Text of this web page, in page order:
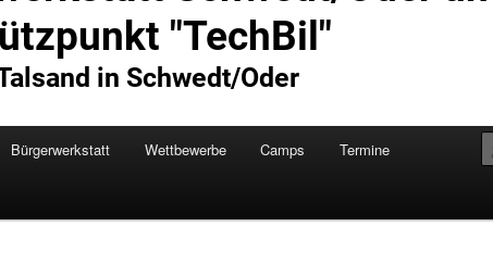
Bürgerwerkstatt Wettbewerbe Camps Termine